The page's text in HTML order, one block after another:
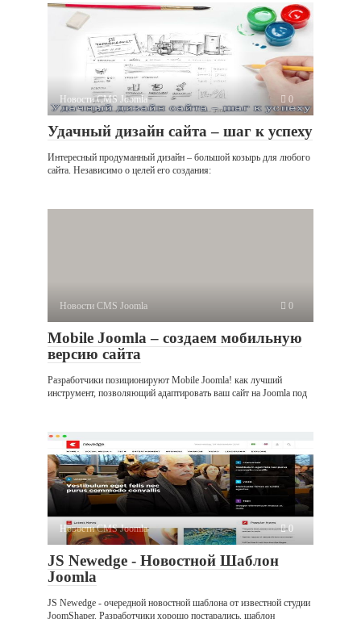
Новости CMS Joomla 0
Удачный дизайн сайта – шаг к успеху
Интересный продуманный дизайн – большой козырь для любого
сайта. Независимо о целей его создания:
Новости CMS Joomla 0
Mobile Joomla – создаем мобильную
версию сайта
Разработчики позиционируют Mobile Joomla! как лучший
инструмент, позволяющий адаптировать ваш сайт на Joomla под
Новости CMS Joomla 0
JS Newedge - Новостной Шаблон
Joomla
JS Newedge - очередной новостной шаблона от известной студии
JoomShaper. Разработчики хорошо постарались, шаблон